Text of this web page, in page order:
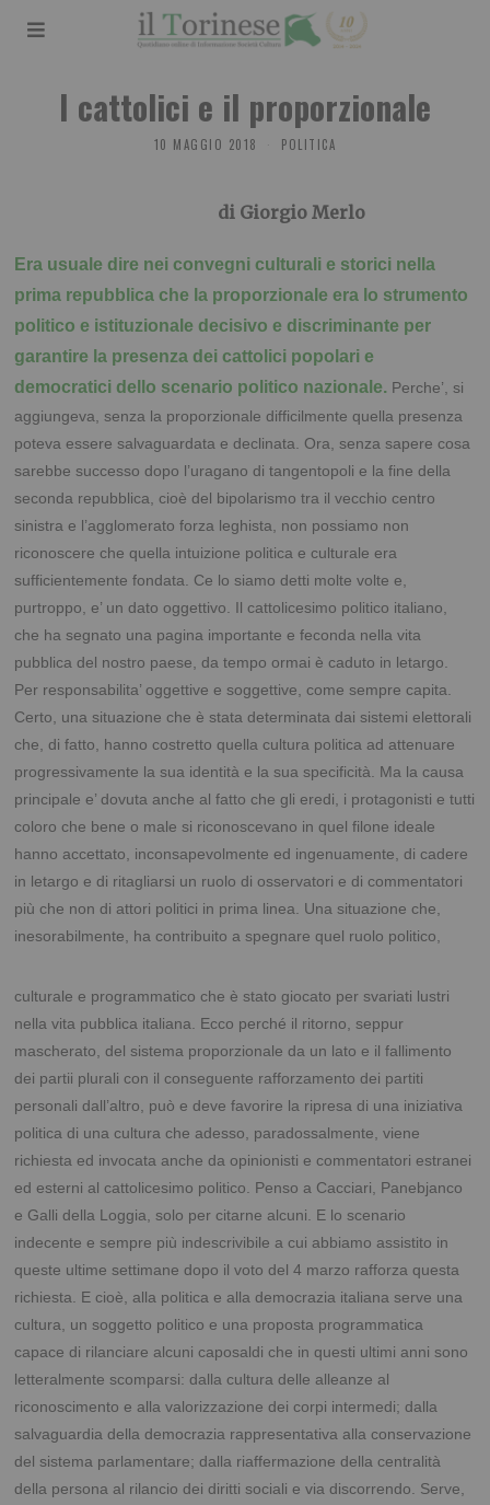
I cattolici e il proporzionale
10 MAGGIO 2018 POLITICA
di Giorgio Merlo
Era usuale dire nei convegni culturali e storici nella
prima repubblica che la proporzionale era lo strumento
politico e istituzionale decisivo e discriminante per
garantire la presenza dei cattolici popolari e
democratici dello scenario politico nazionale. Perche’, si
aggiungeva, senza la proporzionale difficilmente quella presenza
poteva essere salvaguardata e declinata. Ora, senza sapere cosa
sarebbe successo dopo l’uragano di tangentopoli e la fine della
seconda repubblica, cioè del bipolarismo tra il vecchio centro
sinistra e l’agglomerato forza leghista, non possiamo non
riconoscere che quella intuizione politica e culturale era
sufficientemente fondata. Ce lo siamo detti molte volte e,
purtroppo, e’ un dato oggettivo. Il cattolicesimo politico italiano,
che ha segnato una pagina importante e feconda nella vita
pubblica del nostro paese, da tempo ormai è caduto in letargo.
Per responsabilita’ oggettive e soggettive, come sempre capita.
Certo, una situazione che è stata determinata dai sistemi elettorali
che, di fatto, hanno costretto quella cultura politica ad attenuare
progressivamente la sua identità e la sua specificità. Ma la causa
principale e’ dovuta anche al fatto che gli eredi, i protagonisti e tutti
coloro che bene o male si riconoscevano in quel filone ideale
hanno accettato, inconsapevolmente ed ingenuamente, di cadere
in letargo e di ritagliarsi un ruolo di osservatori e di commentatori
più che non di attori politici in prima linea. Una situazione che,
inesorabilmente, ha contribuito a spegnare quel ruolo politico,
culturale e programmatico che è stato giocato per svariati lustri
nella vita pubblica italiana. Ecco perché il ritorno, seppur
mascherato, del sistema proporzionale da un lato e il fallimento
dei partii plurali con il conseguente rafforzamento dei partiti
personali dall’altro, può e deve favorire la ripresa di una iniziativa
politica di una cultura che adesso, paradossalmente, viene
richiesta ed invocata anche da opinionisti e commentatori estranei
ed esterni al cattolicesimo politico. Penso a Cacciari, Panebjanco
e Galli della Loggia, solo per citarne alcuni. E lo scenario
indecente e sempre più indescrivibile a cui abbiamo assistito in
queste ultime settimane dopo il voto del 4 marzo rafforza questa
richiesta. E cioè, alla politica e alla democrazia italiana serve una
cultura, un soggetto politico e una proposta programmatica
capace di rilanciare alcuni caposaldi che in questi ultimi anni sono
letteralmente scomparsi: dalla cultura delle alleanze al
riconoscimento e alla valorizzazione dei corpi intermedi; dalla
salvaguardia della democrazia rappresentativa alla conservazione
del sistema parlamentare; dalla riaffermazione della centralità
della persona al rilancio dei diritti sociali e via discorrendo. Serve,